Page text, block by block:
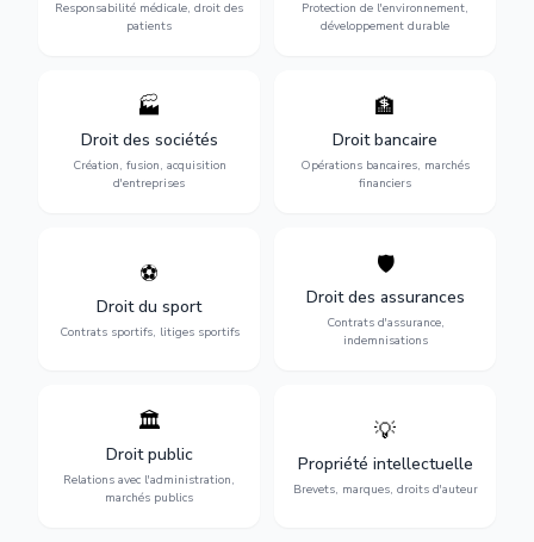
Responsabilité médicale, droit des
patients
indemnisation.
Protection de l'environnement,
développement durable
développement durable.
🏭
Droit des sociétés
Création, fusion, acquisition
d'entreprises
Structuration de votre
société : création, fusion-
acquisition, gouvernance et
restructuration.
🏦
Droit bancaire
Opérations bancaires, marchés
financiers
Gestion de vos opérations
financières : contentieux
bancaire, investissements et
régulation.
⚽
Droit du sport
Contrats sportifs, litiges sportifs
Expertise en droit sportif :
transferts, sponsoring et
contentieux.
🛡️
Droit des assurances
Contrats d'assurance,
indemnisations
Défense de vos intérêts :
contrats d'assurance,
sinistres et indemnisations
optimales.
🏛️
Droit public
Relations avec l'administration,
marchés publics
Gestion de vos relations
avec l'administration :
marchés publics,
urbanisme et contentieux.
💡
Propriété intellectuelle
Brevets, marques, droits d'auteur
Protection de vos créations
d'auteur et lutte contre la
contrefaçon.